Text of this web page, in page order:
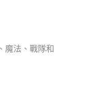
魔法、戰隊和